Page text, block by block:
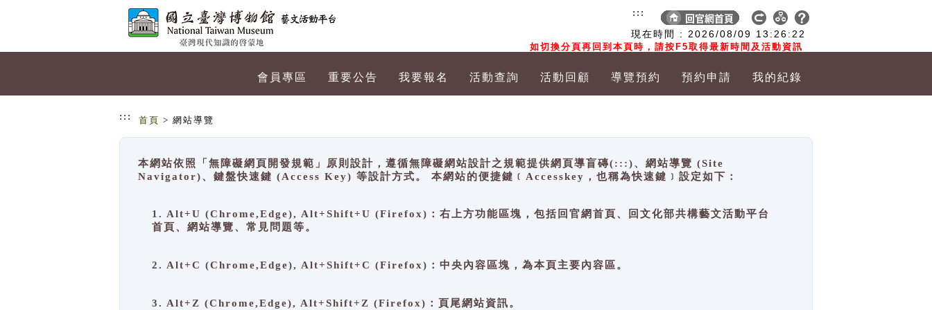
現在時間 : 2026/08/09 13:26:22
如切換分頁再回到本頁時，請按F5取得最新時間及活動資訊
:::
會員專區 重要公告 我要報名 活動查詢 活動回顧 導覽預約 預約申請 我的紀錄
::: 首頁 > 網站導覽
本網站依照「無障礙網頁開發規範」原則設計，遵循無障礙網站設計之規範提供網頁導盲磚(:::)、網站導覽 (Site
Navigator)、鍵盤快速鍵 (Access Key) 等設計方式。 本網站的便捷鍵﹝Accesskey，也稱為快速鍵﹞設定如下：
1. Alt+U (Chrome,Edge), Alt+Shift+U (Firefox)：右上方功能區塊，包括回官網首頁、回文化部共構藝文活動平台
首頁、網站導覽、常見問題等。
2. Alt+C (Chrome,Edge), Alt+Shift+C (Firefox)：中央內容區塊，為本頁主要內容區。
3. Alt+Z (Chrome,Edge), Alt+Shift+Z (Firefox)：頁尾網站資訊。